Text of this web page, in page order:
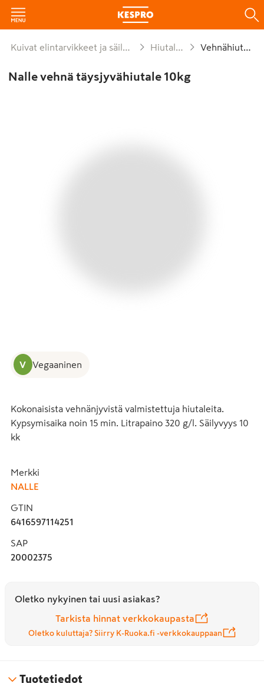
Kuivat elintarvikkeet ja säilykkeet Hiutaleet Vehnähiutale
Nalle vehnä täysjyvähiutale 10kg
V Vegaaninen
Kokonaisista vehnänjyvistä valmistettuja hiutaleita.
Kypsymisaika noin 15 min. Litrapaino 320 g/l. Säilyvyys 10
kk
Merkki
NALLE
GTIN
6416597114251
SAP
20002375
Oletko nykyinen tai uusi asiakas?
Tarkista hinnat verkkokaupasta
Oletko kuluttaja? Siirry K-Ruoka.fi -verkkokauppaan
Tuotetiedot